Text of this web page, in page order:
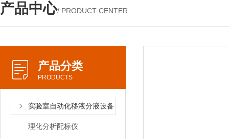
产品中心/ PRODUCT CENTER
产品分类
PRODUCTS
实验室自动化移液分液设备
理化分析配标仪